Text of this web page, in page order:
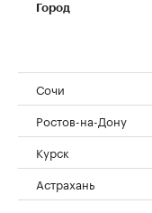
Город
Сочи
Ростов-на-Дону
Курск
Астрахань